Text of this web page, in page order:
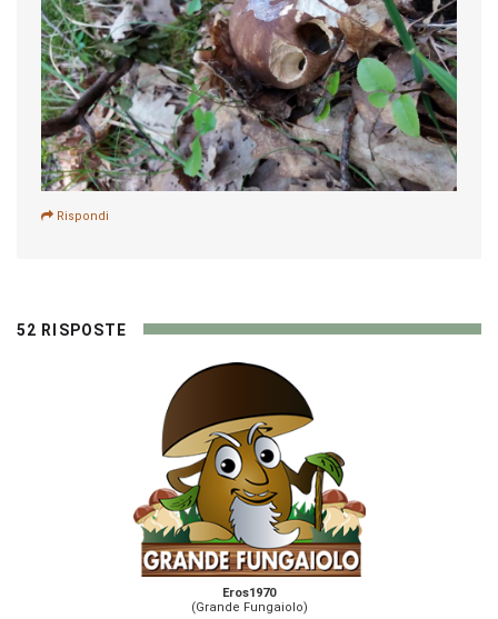
Rispondi
52 RISPOSTE
Eros1970
(Grande Fungaiolo)